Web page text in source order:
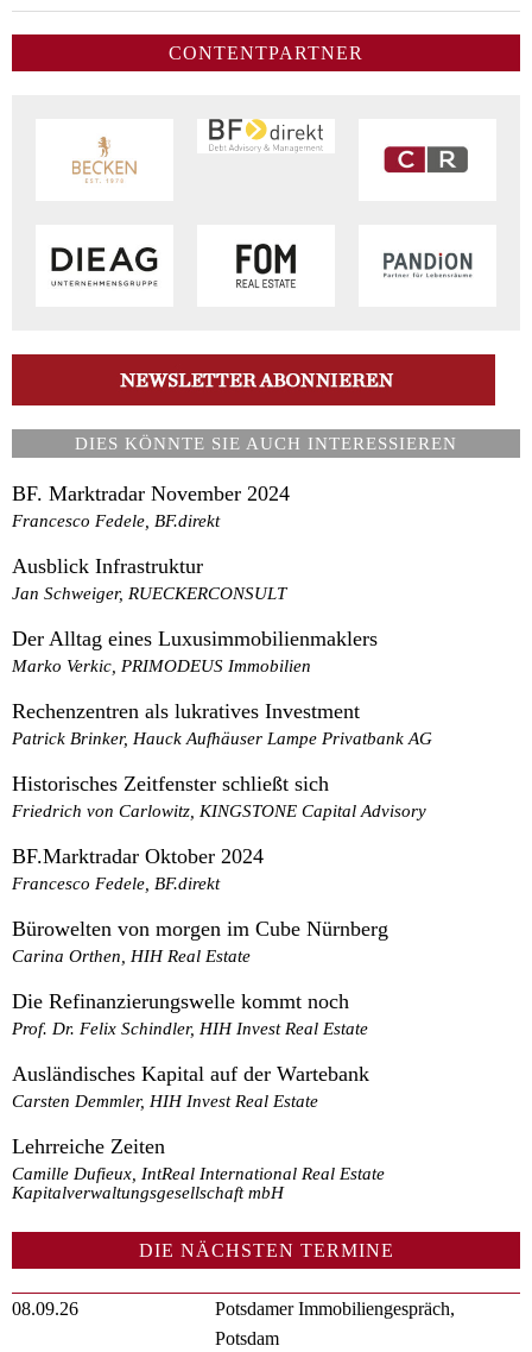
CONTENTPARTNER
DIES KÖNNTE SIE AUCH INTERESSIEREN
BF. Marktradar November 2024
Francesco Fedele, BF.direkt
Ausblick Infrastruktur
Jan Schweiger, RUECKERCONSULT
Der Alltag eines Luxusimmobilienmaklers
Marko Verkic, PRIMODEUS Immobilien
Rechenzentren als lukratives Investment
Patrick Brinker, Hauck Aufhäuser Lampe Privatbank AG
Historisches Zeitfenster schließt sich
Friedrich von Carlowitz, KINGSTONE Capital Advisory
BF.Marktradar Oktober 2024
Francesco Fedele, BF.direkt
Bürowelten von morgen im Cube Nürnberg
Carina Orthen, HIH Real Estate
Die Refinanzierungswelle kommt noch
Prof. Dr. Felix Schindler, HIH Invest Real Estate
Ausländisches Kapital auf der Wartebank
Carsten Demmler, HIH Invest Real Estate
Lehrreiche Zeiten
Camille Dufieux, IntReal International Real Estate
Kapitalverwaltungsgesellschaft mbH
DIE NÄCHSTEN TERMINE
08.09.26
Potsdamer Immobiliengespräch,
Potsdam